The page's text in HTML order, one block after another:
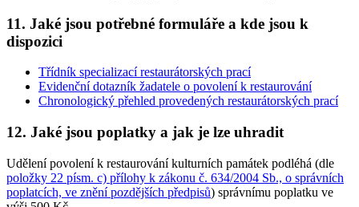
11. Jaké jsou potřebné formuláře a kde jsou k
dispozici
Třídník specializací restaurátorských prací
Evidenční dotazník žadatele o povolení k restaurování
Chronologický přehled provedených restaurátorských prací
12. Jaké jsou poplatky a jak je lze uhradit
Udělení povolení k restaurování kulturních památek podléhá (dle
položky 22 písm. c) přílohy k zákonu č. 634/2004 Sb., o správních
poplatcích, ve znění pozdějších předpisů) správnímu poplatku ve